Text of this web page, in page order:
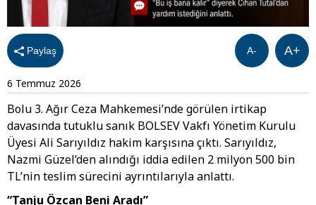
Paylaş A+
A-
6 Temmuz 2026
Bolu 3. Ağır Ceza Mahkemesi’nde görülen irtikap
davasında tutuklu sanık BOLSEV Vakfı Yönetim Kurulu
Üyesi Ali Sarıyıldız hakim karşısına çıktı. Sarıyıldız,
Nazmi Güzel’den alındığı iddia edilen 2 milyon 500 bin
TL’nin teslim sürecini ayrıntılarıyla anlattı.
“Tanju Özcan Beni Aradı”